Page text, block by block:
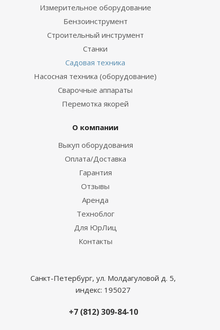
Измерительное оборудование
Бензоинструмент
Строительный инструмент
Станки
Садовая техника
Насосная техника (оборудование)
Сварочные аппараты
Перемотка якорей
О компании
Выкуп оборудования
Оплата/Доставка
Гарантия
Отзывы
Аренда
Техноблог
Для ЮрЛиц
Контакты
Санкт-Петербург, ул. Молдагуловой д. 5,
индекс: 195027
+7 (812) 309-84-10